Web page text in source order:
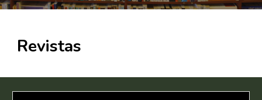
Revistas